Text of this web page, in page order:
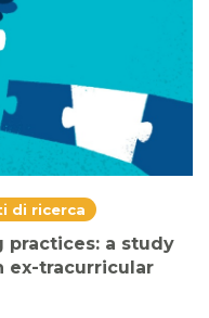
di ricerca
practices: a study
ex-tracurricular